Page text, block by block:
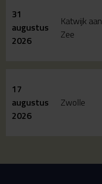
31
augustus
2026
Katwijk aan
Zee
17
augustus
2026
Zwolle